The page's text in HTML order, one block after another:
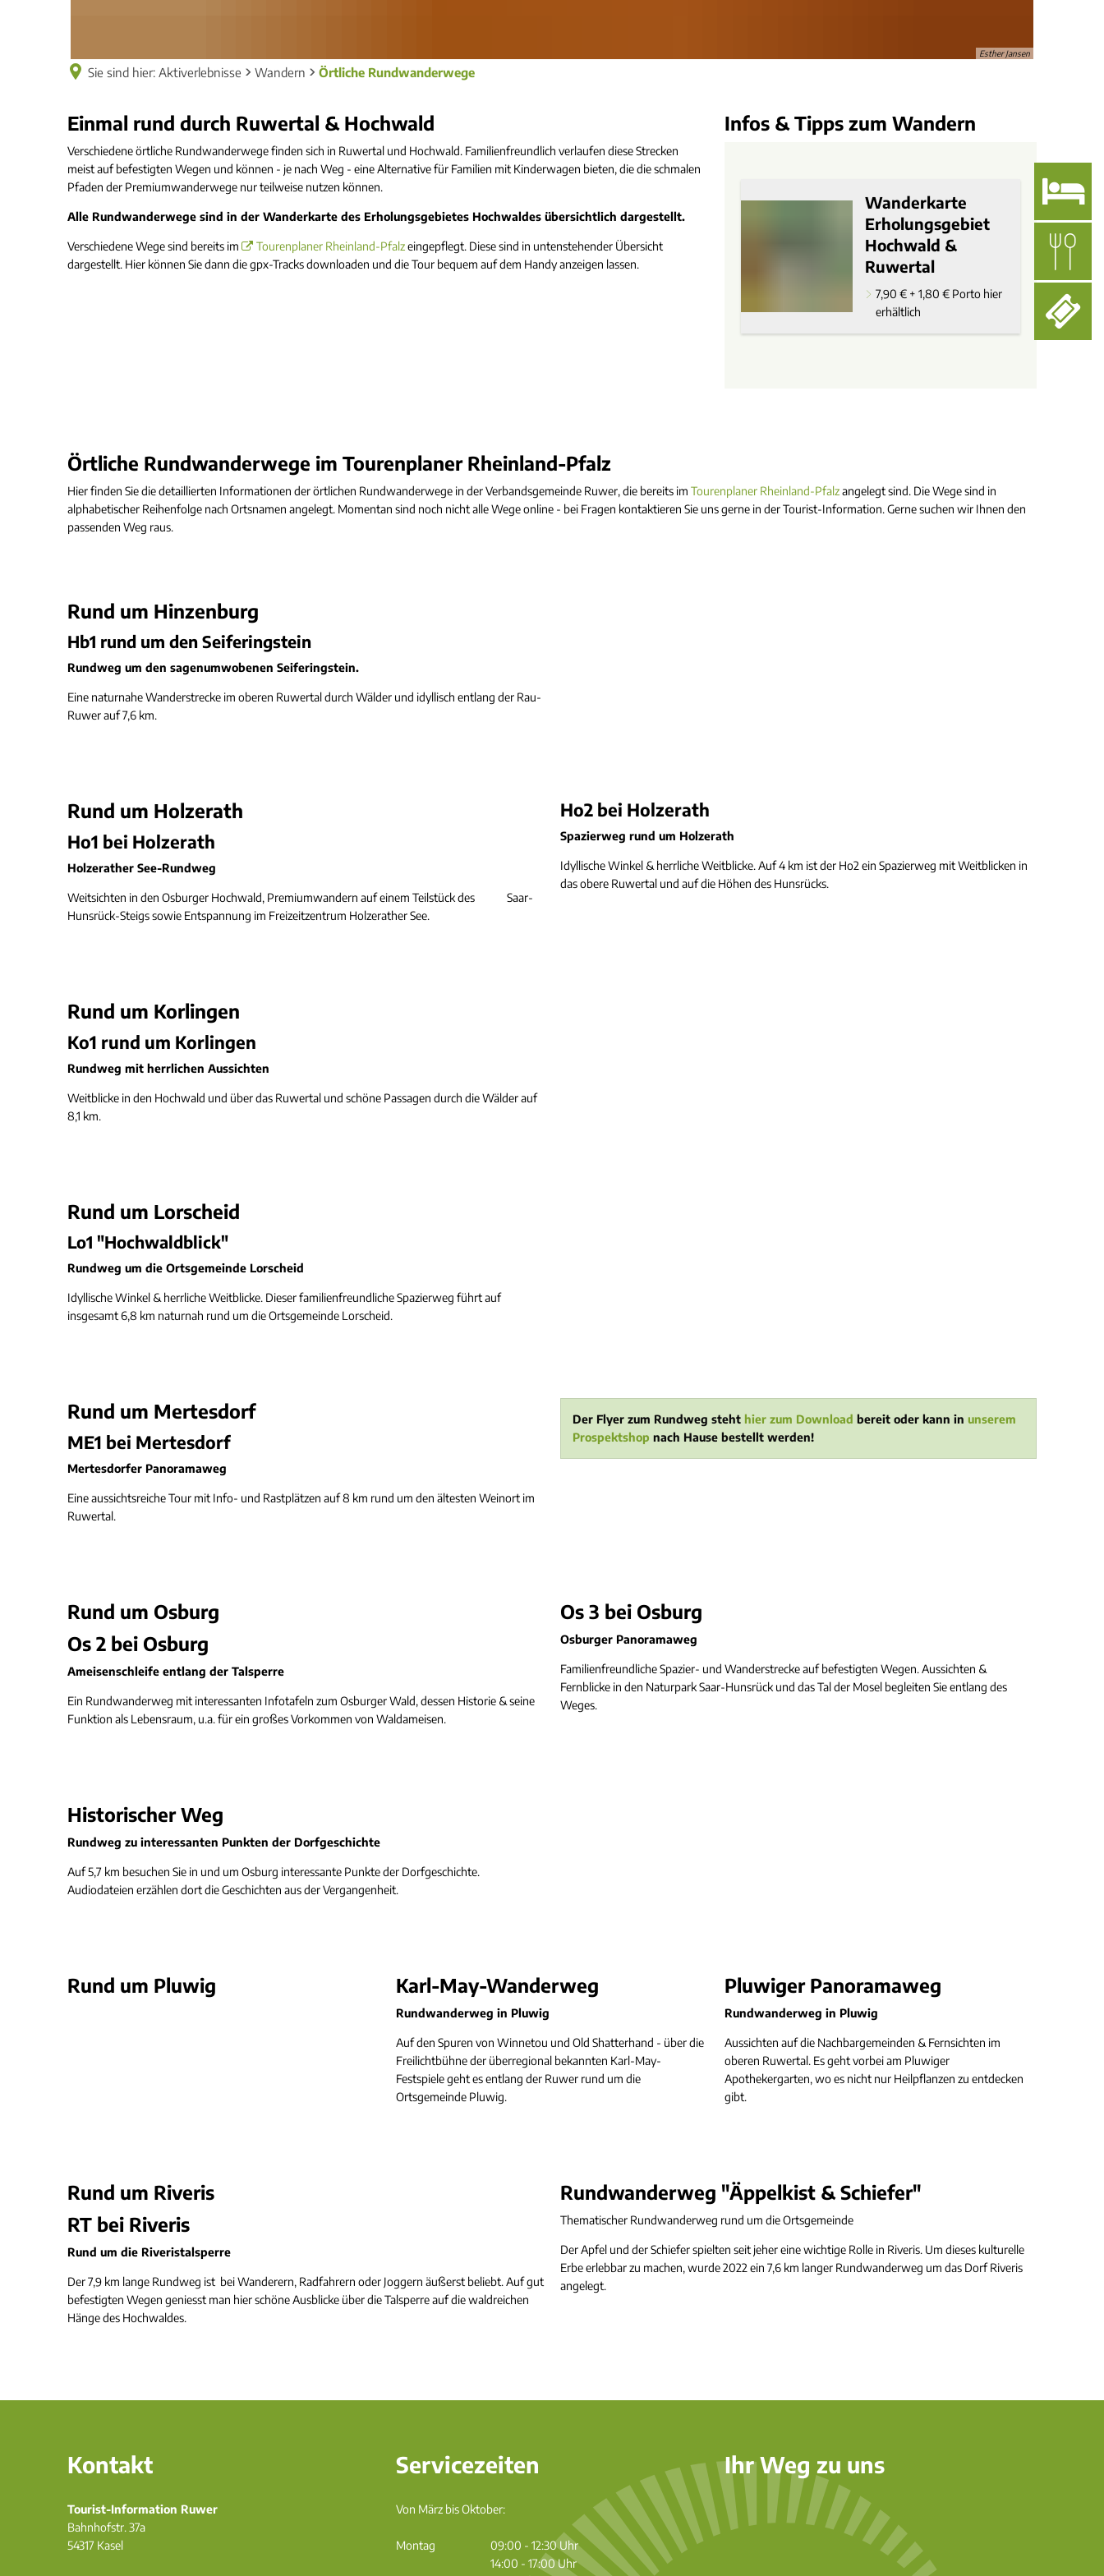
Esther Jansen
Sie sind hier: Aktiverlebnisse Wandern Örtliche Rundwanderwege
Örtliche
Rundwanderwege
Einmal rund durch Ruwertal & Hochwald
Verschiedene örtliche Rundwanderwege finden sich in Ruwertal und Hochwald. Familienfreundlich verlaufen diese Strecken
meist auf befestigten Wegen und können - je nach Weg - eine Alternative für Familien mit Kinderwagen bieten, die die schmalen
Pfaden der Premiumwanderwege nur teilweise nutzen können.
Alle Rundwanderwege sind in der Wanderkarte des Erholungsgebietes Hochwaldes übersichtlich dargestellt.
Verschiedene Wege sind bereits im Tourenplaner Rheinland-Pfalzeingepflegt. Diese sind in untenstehender Übersicht
dargestellt. Hier können Sie dann die gpx-Tracks downloaden und die Tour bequem auf dem Handy anzeigen lassen.
Infos & Tipps zum Wandern
Wanderkarte
Erholungsgebiet
Hochwald &
Ruwertal
7,90 € + 1,80 € Porto hier
erhältlich
Örtliche Rundwanderwege im Tourenplaner Rheinland-Pfalz
Hier finden Sie die detaillierten Informationen der örtlichen Rundwanderwege in der Verbandsgemeinde Ruwer, die bereits im Tourenplaner Rheinland-Pfalzangelegt sind. Die Wege sind in
alphabetischer Reihenfolge nach Ortsnamen angelegt. Momentan sind noch nicht alle Wege online - bei Fragen kontaktieren Sie uns gerne in der Tourist-Information. Gerne suchen wir Ihnen den
passenden Weg raus.
Rund um Hinzenburg
Hb1 rund um den Seiferingstein
Rundweg um den sagenumwobenen Seiferingstein.
Eine naturnahe Wanderstrecke im oberen Ruwertal durch Wälder und idyllisch entlang der Rau-
Ruwer auf 7,6 km.
Rund um Holzerath
Ho1 bei Holzerath
Holzerather See-Rundweg
Weitsichten in den Osburger Hochwald, Premiumwandern auf einem Teilstück des Saar-
Hunsrück-Steigs sowie Entspannung im Freizeitzentrum Holzerather See.
Ho2 bei Holzerath
Spazierweg rund um Holzerath
Idyllische Winkel & herrliche Weitblicke. Auf 4 km ist der Ho2 ein Spazierweg mit Weitblicken in
das obere Ruwertal und auf die Höhen des Hunsrücks.
Rund um Korlingen
Ko1 rund um Korlingen
Rundweg mit herrlichen Aussichten
Weitblicke in den Hochwald und über das Ruwertal und schöne Passagen durch die Wälder auf
8,1 km.
Rund um Lorscheid
Lo1 "Hochwaldblick"
Rundweg um die Ortsgemeinde Lorscheid
Idyllische Winkel & herrliche Weitblicke. Dieser familienfreundliche Spazierweg führt auf
insgesamt 6,8 km naturnah rund um die Ortsgemeinde Lorscheid.
Rund um Mertesdorf
ME1 bei Mertesdorf
Mertesdorfer Panoramaweg
Eine aussichtsreiche Tour mit Info- und Rastplätzen auf 8 km rund um den ältesten Weinort im
Ruwertal.
Der Flyer zum Rundweg steht hier zum Download bereit oder kann in unserem
Prospektshop nach Hause bestellt werden!
Rund um Osburg
Os 2 bei Osburg
Ameisenschleife entlang der Talsperre
Ein Rundwanderweg mit interessanten Infotafeln zum Osburger Wald, dessen Historie & seine
Funktion als Lebensraum, u.a. für ein großes Vorkommen von Waldameisen.
Os 3 bei Osburg
Osburger Panoramaweg
Familienfreundliche Spazier- und Wanderstrecke auf befestigten Wegen. Aussichten &
Fernblicke in den Naturpark Saar-Hunsrück und das Tal der Mosel begleiten Sie entlang des
Weges.
Historischer Weg
Rundweg zu interessanten Punkten der Dorfgeschichte
Auf 5,7 km besuchen Sie in und um Osburg interessante Punkte der Dorfgeschichte.
Audiodateien erzählen dort die Geschichten aus der Vergangenheit.
Rund um Pluwig Karl-May-Wanderweg
Rundwanderweg in Pluwig
Auf den Spuren von Winnetou und Old Shatterhand - über die
Freilichtbühne der überregional bekannten Karl-May-
Festspiele geht es entlang der Ruwer rund um die
Ortsgemeinde Pluwig.
Pluwiger Panoramaweg
Rundwanderweg in Pluwig
Aussichten auf die Nachbargemeinden & Fernsichten im
oberen Ruwertal. Es geht vorbei am Pluwiger
Apothekergarten, wo es nicht nur Heilpflanzen zu entdecken
gibt.
Rund um Riveris
RT bei Riveris
Rund um die Riveristalsperre
Der 7,9 km lange Rundweg ist bei Wanderern, Radfahrern oder Joggern äußerst beliebt. Auf gut
befestigten Wegen geniesst man hier schöne Ausblicke über die Talsperre auf die waldreichen
Hänge des Hochwaldes.
Rundwanderweg "Äppelkist & Schiefer"
Thematischer Rundwanderweg rund um die Ortsgemeinde
Der Apfel und der Schiefer spielten seit jeher eine wichtige Rolle in Riveris. Um dieses kulturelle
Erbe erlebbar zu machen, wurde 2022 ein 7,6 km langer Rundwanderweg um das Dorf Riveris
angelegt.
Kontakt
Tourist-Information Ruwer
Bahnhofstr. 37a
54317 Kasel
Servicezeiten
Von März bis Oktober:
Montag 09:00 - 12:30Uhr
Von 09:00 bis 12:30 Uhr
14:00 - 17:00Uhr
Ihr Weg zu uns